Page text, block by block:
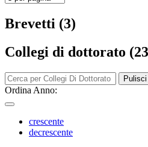
Brevetti (3)
Collegi di dottorato
Pulisci
Ordina Anno:
crescente
decrescente